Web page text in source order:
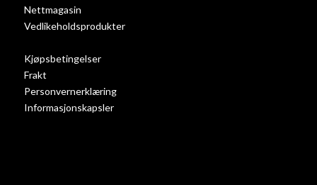
Nettmagasin
Vedlikeholdsprodukter
Kjøpsbetingelser
Frakt
Personvernerklæring
Informasjonskapsler